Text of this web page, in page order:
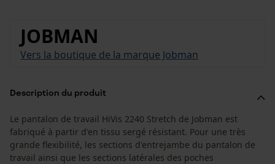
JOBMAN
Vers la boutique de la marque Jobman
Description du produit
Le pantalon de travail HiVis 2240 Stretch de Jobman est
fabriqué à partir d'en tissu sergé résistant. Pour une très
grande flexibilité, les sections d'entrejambe du pantalon de
travail ainsi que les sections latérales des poches